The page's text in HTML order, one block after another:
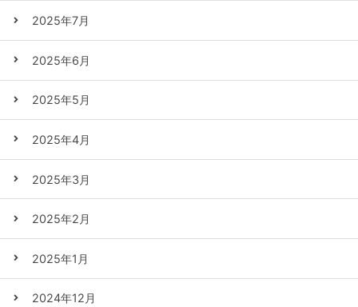
2025年7月
2025年6月
2025年5月
2025年4月
2025年3月
2025年2月
2025年1月
2024年12月